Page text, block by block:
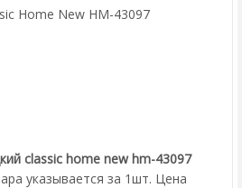
Home New HM-43097
classic home new hm-43097
указывается за 1шт. Цена